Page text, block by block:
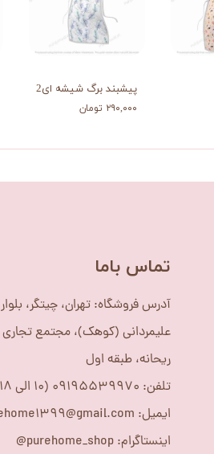
پیشبند برگ شیشه ای2
۲۹۰,۰۰۰ تومان
​تماس باما
آدرس فروشگاه: تهران، چیتگر، بلوار
علیمردانی (کوهک)، مجتمع تجاری
ریحانه، طبقه اول
تلفن: 09195539970 (10 الی 18 )
ایمیل: purehome1399@gmail.com
اینستاگرام: purehome_shop@